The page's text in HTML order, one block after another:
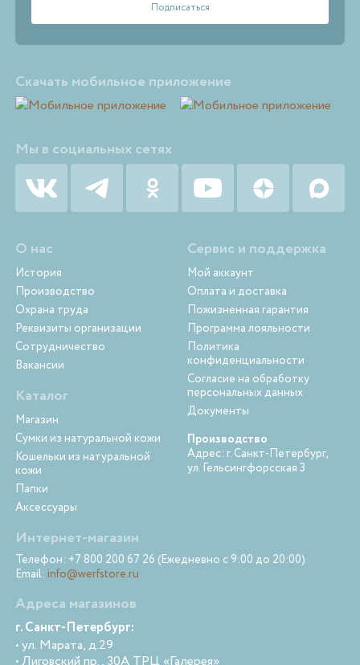
Скачать мобильное приложение
Мы в социальных сетях
О нас
История
Производство
Охрана труда
Реквизиты организации
Сотрудничество
Вакансии
Каталог
Магазин
Сумки из натуральной кожи
Кошельки из натуральной
кожи
Папки
Аксессуары
Сервис и поддержка
Мой аккаунт
Оплата и доставка
Пожизненная гарантия
Программа лояльности
Политика
конфиденциальности
Согласие на обработку
персональных данных
Документы
Производство
Адрес: г. Санкт-Петербург,
ул. Гельсингфорсская 3
Интернет-магазин
Телефон: +7 800 200 67 26 (Ежедневно с 9:00 до 20:00)
Email: info@werfstore.ru
Адреса магазинов
г. Санкт-Петербург:
• ул. Марата, д.29